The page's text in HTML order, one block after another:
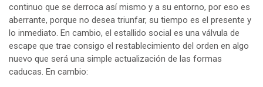
continuo que se derroca así mismo y a su entorno, por eso es
aberrante, porque no desea triunfar, su tiempo es el presente y
lo inmediato. En cambio, el estallido social es una válvula de
escape que trae consigo el restablecimiento del orden en algo
nuevo que será una simple actualización de las formas
caducas. En cambio: